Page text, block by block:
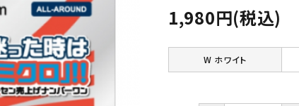
1,980円(税込)
W ホワイト